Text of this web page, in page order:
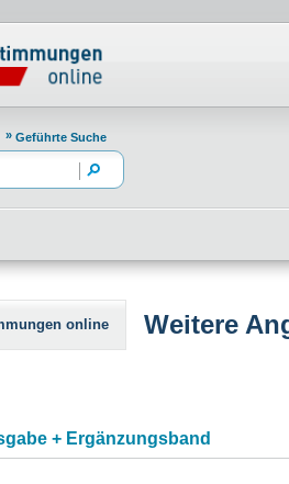
Geführte Suche
online Weitere
+ Ergänzungsband